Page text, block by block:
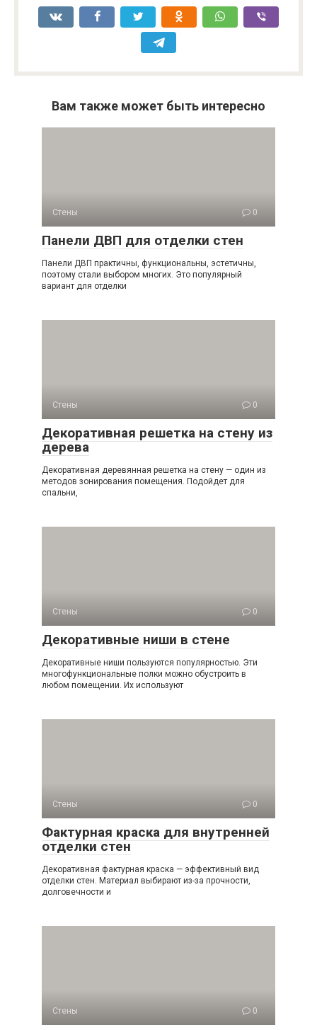
Вам также может быть интересно
Стены 0
Панели ДВП для отделки стен
Панели ДВП практичны, функциональны, эстетичны,
поэтому стали выбором многих. Это популярный
вариант для отделки
Стены 0
Декоративная решетка на стену из
дерева
Декоративная деревянная решетка на стену — один из
методов зонирования помещения. Подойдет для
спальни,
Стены 0
Декоративные ниши в стене
Декоративные ниши пользуются популярностью. Эти
многофункциональные полки можно обустроить в
любом помещении. Их используют
Стены 0
Фактурная краска для внутренней
отделки стен
Декоративная фактурная краска — эффективный вид
отделки стен. Материал выбирают из-за прочности,
долговечности и
Стены 0